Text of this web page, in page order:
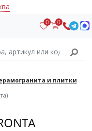
0 0
и плитки